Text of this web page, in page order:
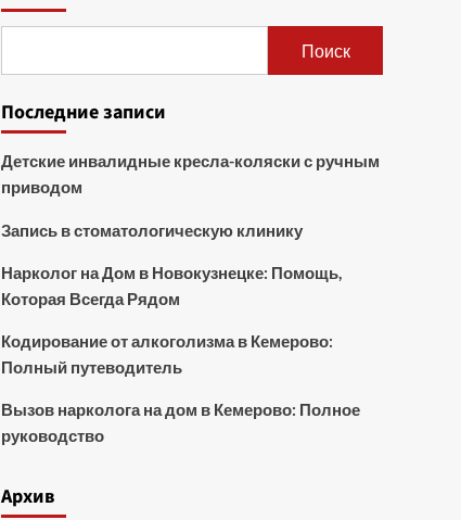
Поиск
Последние записи
Детские инвалидные кресла-коляски с ручным
приводом
Запись в стоматологическую клинику
Нарколог на Дом в Новокузнецке: Помощь,
Которая Всегда Рядом
Кодирование от алкоголизма в Кемерово:
Полный путеводитель
Вызов нарколога на дом в Кемерово: Полное
руководство
Архив